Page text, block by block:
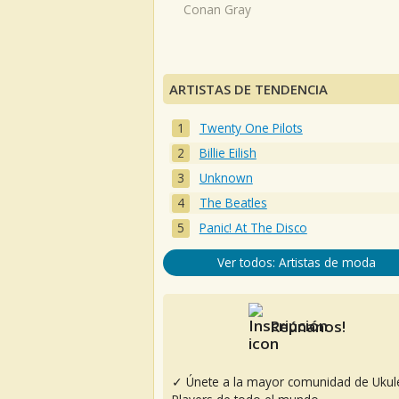
Conan Gray
ARTISTAS DE TENDENCIA
Twenty One Pilots
Billie Eilish
Unknown
The Beatles
Panic! At The Disco
Ver todos: Artistas de moda
Reúnanos!
✓ Únete a la mayor comunidad de